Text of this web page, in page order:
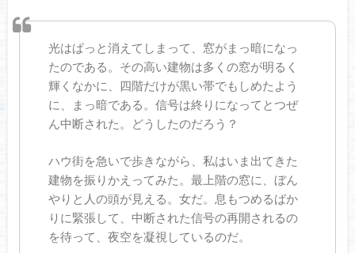
光はぱっと消えてしまって、窓がまっ暗になっ
たのである。その高い建物は多くの窓が明るく
輝くなかに、四階だけが黒い帯でもしめたよう
に、まっ暗である。信号は終りになってとつぜ
ん中断された。どうしたのだろう？
ハウ街を急いで歩きながら、私はいま出てきた
建物を振りかえってみた。最上階の窓に、ぼん
やりと人の頭が見える。女だ。息もつめるばか
りに緊張して、中断された信号の再開されるの
を待って、夜空を凝視しているのだ。